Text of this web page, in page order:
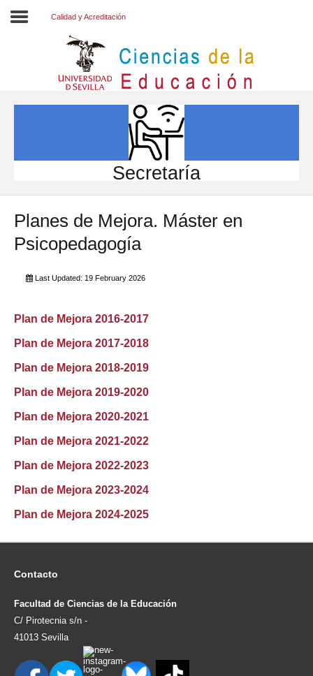
INVESTIGACIÓN
INTERNACIONAL
Directorio FCCE
Calidad y Acreditación
Secretaría
Planes de Mejora. Máster en
Psicopedagogía
Last Updated: 19 February 2026
Plan de Mejora 2016-2017
Plan de Mejora 2017-2018
Plan de Mejora 2018-2019
Plan de Mejora 2019-2020
Plan de Mejora 2020-2021
Plan de Mejora 2021-2022
Plan de Mejora 2022-2023
Plan de Mejora 2023-2024
Plan de Mejora 2024-2025
Contacto
Facultad de Ciencias de la Educación
C/ Pirotecnia s/n -
41013 Sevilla